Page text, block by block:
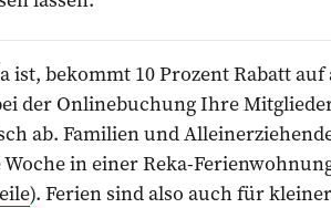
ist, bekommt 10 Prozent Rabatt
der Onlinebuchung Ihre
ab. Familien und
in einer Reka-
). Ferien sind also auch für